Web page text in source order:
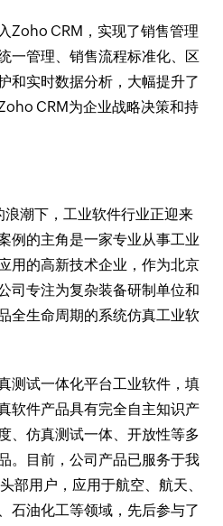
Zoho CRM，实现了销售管理
一管理、销售流程标准化、区
和实时数据分析，大幅提升了
CRM为企业战略决策和持
潮下，工业软件行业正迎来
例的主角是一家专业从事工业
用的高新技术企业，作为北京
司专注为复杂装备研制单位和
全生命周期的系统仿真工业软
测试一体化平台工业软件，填
软件产品具有完全自主知识产
、仿真测试一体、开放性等多
。目前，公司产品已服务于我
部用户，应用于航空、航天、
石油化工等领域，先后参与了